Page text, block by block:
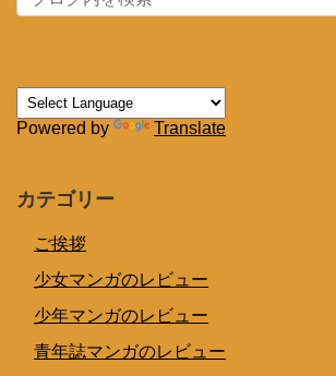
Powered by Translate
カテゴリー
ご挨拶
少女マンガのレビュー
少年マンガのレビュー
青年誌マンガのレビュー